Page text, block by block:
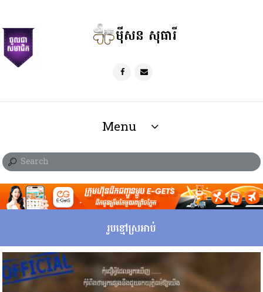
ម៉ីសន សុធារី
Menu
រូបខ្មៅស្រអាប់